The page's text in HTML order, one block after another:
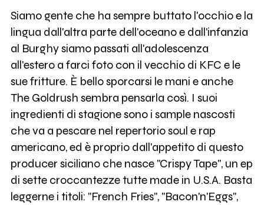
Siamo gente che ha sempre buttato l'occhio e la
lingua dall'altra parte dell'oceano e dall'infanzia
al Burghy siamo passati all'adolescenza
all'estero a farci foto con il vecchio di KFC e le
sue fritture. È bello sporcarsi le mani e anche
The Goldrush sembra pensarla così. I suoi
ingredienti di stagione sono i sample nascosti
che va a pescare nel repertorio soul e rap
americano, ed è proprio dall'appetito di questo
producer siciliano che nasce "Crispy Tape", un ep
di sette croccantezze tutte made in U.S.A. Basta
leggerne i titoli: "French Fries", "Bacon'n'Eggs",